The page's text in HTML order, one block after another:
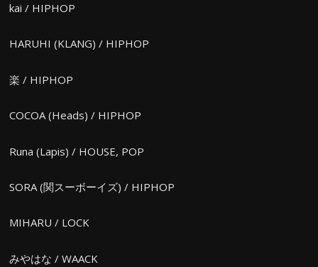
kai / HIPHOP
HARUHI (KLANG) / HIPHOP
楽 / HIPHOP
COCOA (Heads) / HIPHOP
Runa (Lapis) / HOUSE, POP
SORA (関スーボーイズ) / HIPHOP
MIHARU / LOCK
みやはな / WAACK